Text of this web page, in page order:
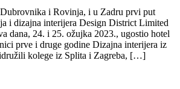
i Rovinja, i u Zadru prvi put
i dizajna interijera Design District Limited
dana, 24. i 25. ožujka 2023., ugostio hotel
prve i druge godine Dizajna interijera iz
kolege iz Splita i Zagreba, […]